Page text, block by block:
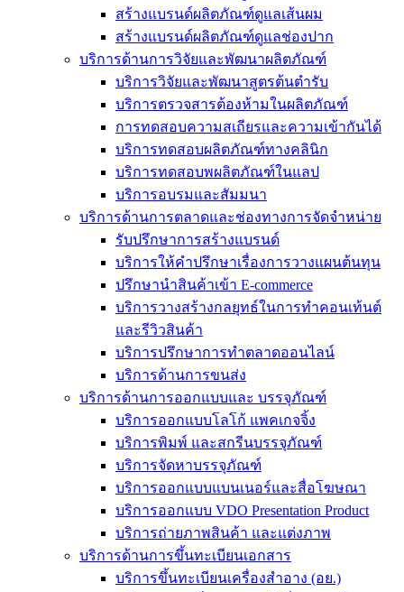
สร้างแบรนด์ผลิตภัณฑ์ดูแลเส้นผม
สร้างแบรนด์ผลิตภัณฑ์ดูแลช่องปาก
บริการด้านการวิจัยและพัฒนาผลิตภัณฑ์
บริการวิจัยและพัฒนาสูตรต้นตำรับ
บริการตรวจสารต้องห้ามในผลิตภัณฑ์
การทดสอบความสเถียรและความเข้ากันได้
บริการทดสอบผลิตภัณฑ์ทางคลินิก
บริการทดสอบพผลิตภัณฑ์ในแลป
บริการอบรมและสัมมนา
บริการด้านการตลาดและช่องทางการจัดจำหน่าย
รับปรึกษาการสร้างแบรนด์
บริการให้คำปรึกษาเรื่องการวางแผนต้นทุน
ปรึกษานำสินค้าเข้า E-commerce
บริการวางสร้างกลยุทธ์ในการทำคอนเท้นต์
และรีวิวสินค้า
บริการปรึกษาการทำตลาดออนไลน์
บริการด้านการขนส่ง
บริการด้านการออกแบบและ บรรจุภัณฑ์
บริการออกแบบโลโก้ แพคเกจจิ้ง
บริการพิมพ์ และสกรีนบรรจุภัณฑ์
บริการจัดหาบรรจุภัณฑ์
บริการออกแบบแบนเนอร์และสื่อโฆษณา
บริการออกแบบ VDO Presentation Product
บริการถ่ายภาพสินค้า และแต่งภาพ
บริการด้านการขึ้นทะเบียนเอกสาร
บริการขึ้นทะเบียนเครื่องสำอาง (อย.)